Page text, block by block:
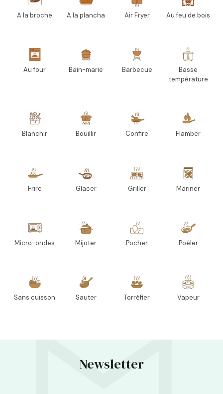
A la broche A la plancha Air Fryer Au feu de bois
Au four Bain-marie Barbecue
Basse
température
Blanchir Bouillir Confire Flamber
Frire Glacer Griller Mariner
Micro-ondes Mijoter Pocher Poêler
Sans cuisson Sauter Torréfier Vapeur
Newsletter